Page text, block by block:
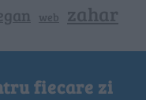
web zahar
fiecare zi